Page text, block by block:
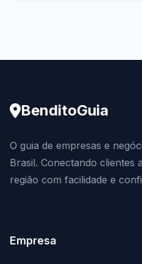
BenditoGuia
O guia de empresas e
Brasil. Conectando clientes
região com facilidade e
Empresa